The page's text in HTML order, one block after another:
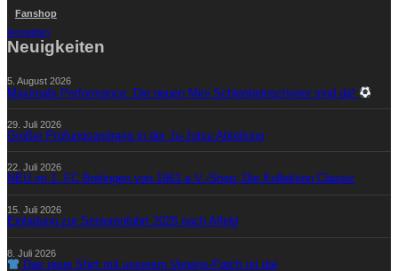
Fanshop
Anmelden
Neuigkeiten
5. August 2026
Maximale Performance: Die neuen Mini Schienbeinschoner sind da!
29. Juli 2026
Großer Prüfungsandrang in der Ju-Jutsu Abteilung
22. Juli 2026
NEU im 1. FC Brelingen von 1961 e.V.-Shop: Die Kollektion Classic
15. Juli 2026
Einladung zur Seniorenfahrt 2026 nach Alfeld
8. Juli 2026
Das neue Shirt mit unserem Vereins-Patch ist da!